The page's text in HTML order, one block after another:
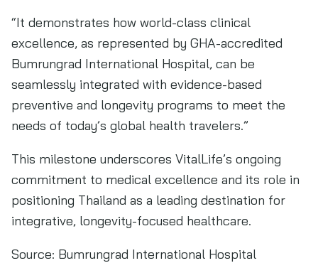
“It demonstrates how world-class clinical
excellence, as represented by GHA-accredited
Bumrungrad International Hospital, can be
seamlessly integrated with evidence-based
preventive and longevity programs to meet the
needs of today’s global health travelers.”
This milestone underscores VitalLife’s ongoing
commitment to medical excellence and its role in
positioning Thailand as a leading destination for
integrative, longevity-focused healthcare.
Source: Bumrungrad International Hospital